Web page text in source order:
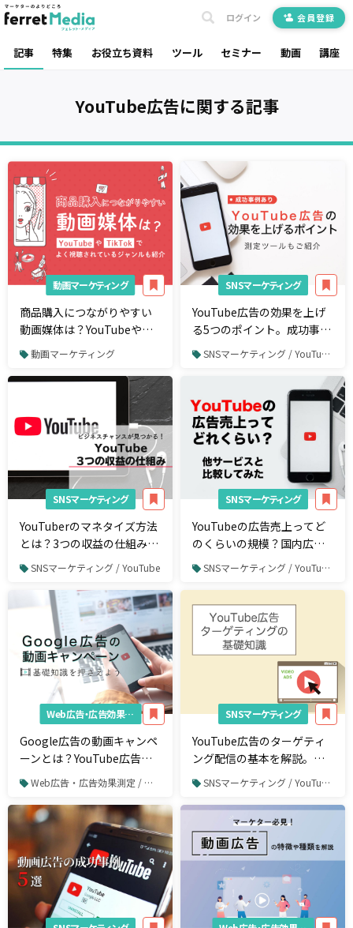
記事 特集 お役立ち資料 ツール セミナー 動画 講座
ログイン 会員登録
YouTube広告に関する記事
動画マーケティング
商品購入につながりやすい
動画媒体は？YouTubeや
TikTokでよく視聴されてい
るジャンルも紹介
動画マーケティング
SNSマーケティング
YouTube広告の効果を上げ
る5つのポイント。成功事例
や計測ツールを紹介
SNSマーケティング / YouTube / YouTube広告
SNSマーケティング
YouTuberのマネタイズ方法
とは？3つの収益の仕組み＋
α SNSマーケティング / YouTube
SNSマーケティング
YouTubeの広告売上ってど
のくらいの規模？国内広告
サービスと比べてみた
SNSマーケティング / YouTube / YouTube広告
Web広告・広告効果測定
Google広告の動画キャンペ
ーンとは？YouTube広告を
成功させるコツ
Web広告・広告効果測定 / リスティング広告 / Google広告
SNSマーケティング
YouTube広告のターゲティ
ング配信の基本を解説。広
告効果を最大化するテクニ
ック
SNSマーケティング / YouTube / YouTube広告